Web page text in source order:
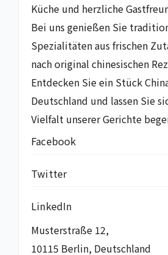
Küche und herzliche
Bei uns genießen Sie
Spezialitäten aus frischen
nach original chinesischen
Entdecken Sie ein Stück
Deutschland und lassen Sie
Vielfalt unserer Gerichte
Facebook
Twitter
LinkedIn
Musterstraße 12,
10115 Berlin, Deutschland